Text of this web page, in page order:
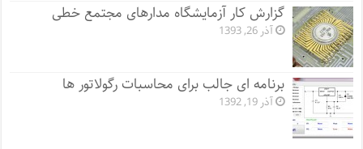
گزارش کار آزمایشگاه مدارهای مجتمع خطی
آذر 26, 1393
برنامه ای جالب برای محاسبات رگولاتور ها
آذر 19, 1392